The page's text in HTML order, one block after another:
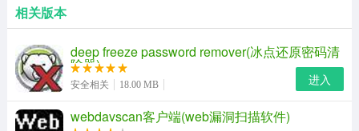
相关版本
deep freeze password remover(冰点还原密码清
除器)
安全相关 18.00 MB 进入
webdavscan客户端(web漏洞扫描软件)